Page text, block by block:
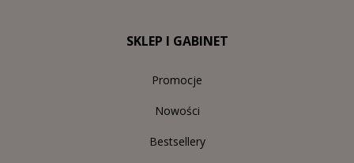
SKLEP I GABINET
Promocje
Nowości
Bestsellery